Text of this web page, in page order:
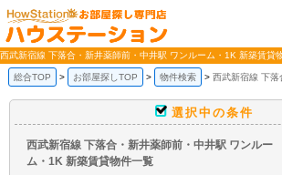
/mobile_img/
総合TOP お部屋探しTOP 物件検索 西武新宿線 下
選択中の条件
西武新宿線 下落合・新井薬師前・中井駅 ワンルー
ム・1K 新築賃貸物件一覧